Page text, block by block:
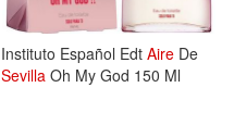
Instituto Español Edt Aire De
Sevilla Oh My God 150 Ml